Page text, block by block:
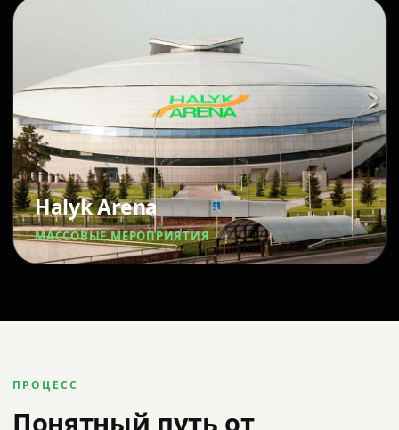
Halyk Arena
МАССОВЫЕ МЕРОПРИЯТИЯ
ПРОЦЕСС
Понятный путь от